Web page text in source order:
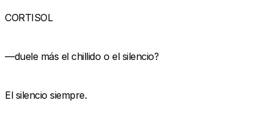
CORTISOL
—duele más el chillido o el silencio?
El silencio siempre.